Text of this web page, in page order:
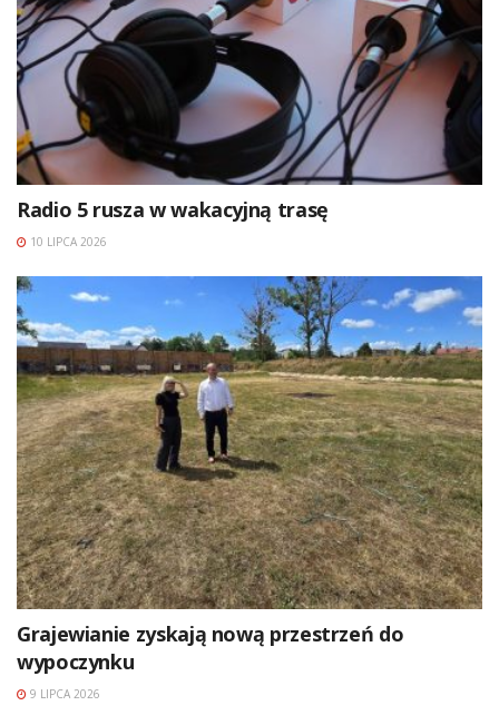
Radio 5 rusza w wakacyjną trasę
10 LIPCA 2026
Grajewianie zyskają nową przestrzeń do
wypoczynku
9 LIPCA 2026